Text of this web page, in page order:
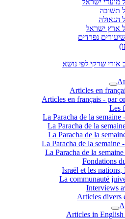
מועדי ישראל
תשובה
הגאולה
ארץ ישראל
נפרדים
שרקי לפי נושא
Articles en
Les
La Paracha de la semaine
La Paracha de la
La Paracha de la
La Paracha de la semaine
La Paracha de la
Fondations
Israël et les nations,
La communauté
Interviews
Articles divers
Articles in English